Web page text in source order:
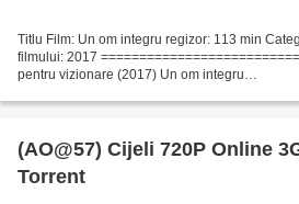
Titlu Film: Un om integru regizor: 113 min
filmului: 2017
pentru vizionare (2017) Un om integru
Rasoulof Țara:...
(AO@57) Cijeli 720P Online
Torrent